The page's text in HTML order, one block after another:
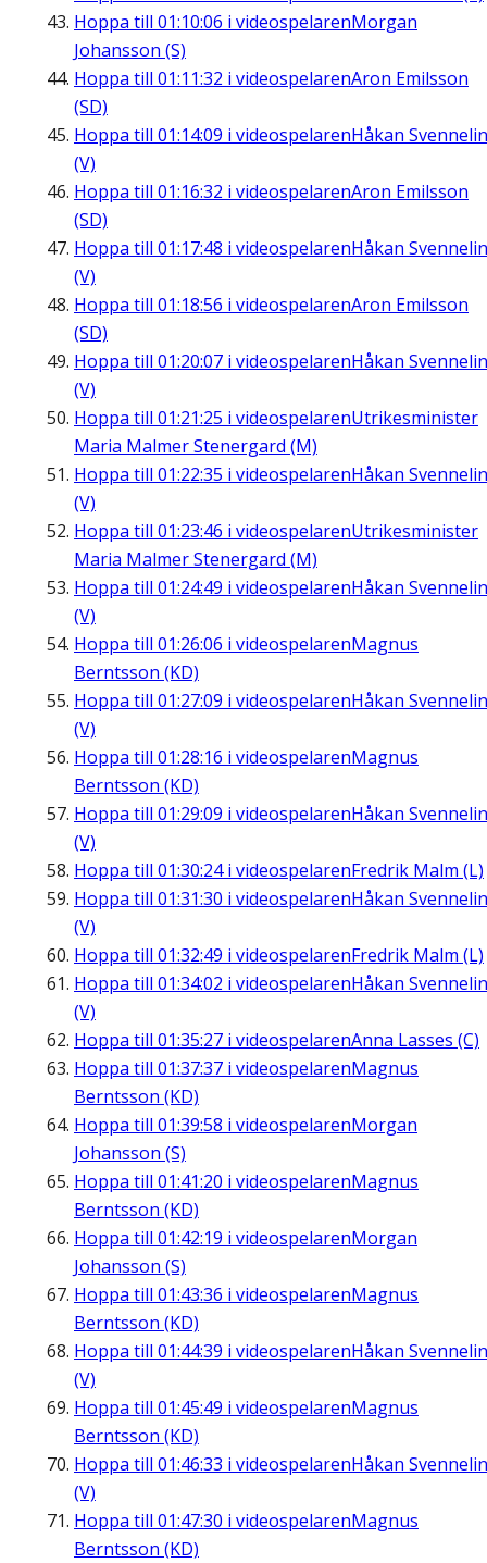
Hoppa till 01:10:06 i videospelarenMorgan
Johansson (S)
Hoppa till 01:11:32 i videospelarenAron Emilsson
(SD)
Hoppa till 01:14:09 i videospelarenHåkan
(V)
Hoppa till 01:16:32 i videospelarenAron Emilsson
(SD)
Hoppa till 01:17:48 i videospelarenHåkan
(V)
Hoppa till 01:18:56 i videospelarenAron Emilsson
(SD)
Hoppa till 01:20:07 i videospelarenHåkan
(V)
Hoppa till 01:21:25 i videospelarenUtrikesminister
Maria Malmer Stenergard (M)
Hoppa till 01:22:35 i videospelarenHåkan
(V)
Hoppa till 01:23:46 i videospelarenUtrikesminister
Maria Malmer Stenergard (M)
Hoppa till 01:24:49 i videospelarenHåkan
(V)
Hoppa till 01:26:06 i videospelarenMagnus
Berntsson (KD)
Hoppa till 01:27:09 i videospelarenHåkan
(V)
Hoppa till 01:28:16 i videospelarenMagnus
Berntsson (KD)
Hoppa till 01:29:09 i videospelarenHåkan
(V)
Hoppa till 01:30:24i videospelarenFredrik Malm (L)
Hoppa till 01:31:30 i videospelarenHåkan
(V)
Hoppa till 01:32:49 i videospelarenFredrik Malm (L)
Hoppa till 01:34:02 i videospelarenHåkan
(V)
Hoppa till 01:35:27 i videospelarenAnna Lasses (C)
Hoppa till 01:37:37 i videospelarenMagnus
Berntsson (KD)
Hoppa till 01:39:58 i videospelarenMorgan
Johansson (S)
Hoppa till 01:41:20 i videospelarenMagnus
Berntsson (KD)
Hoppa till 01:42:19 i videospelarenMorgan
Johansson (S)
Hoppa till 01:43:36 i videospelarenMagnus
Berntsson (KD)
Hoppa till 01:44:39 i videospelarenHåkan
(V)
Hoppa till 01:45:49 i videospelarenMagnus
Berntsson (KD)
Hoppa till 01:46:33 i videospelarenHåkan
(V)
Hoppa till 01:47:30 i videospelarenMagnus
Berntsson (KD)